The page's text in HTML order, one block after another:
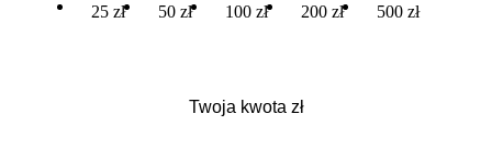
25 zł 50 zł 100 zł 200 zł 500 zł